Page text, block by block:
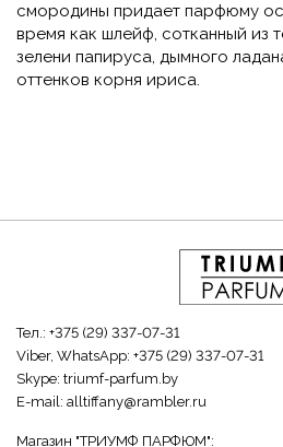
смородины придает парфюму
время как шлейф, сотканный из
зелени папируса, дымного
оттенков корня ириса.
Тел.: +375 (29) 337-07-31
Viber, WhatsApp: +375 (29) 337-07-31
Skype: triumf-parfum.by
E-mail: alltiffany@rambler.ru
Магазин "ТРИУМФ ПАРФЮМ":